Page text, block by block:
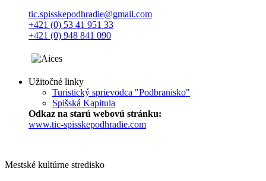
tic.spisskepodhradie@gmail.com
+421 (0) 53 41 951 33
+421 (0) 948 841 090
Užitočné linky
Turistický sprievodca "Podbranisko"
Spišská Kapitula
Odkaz na starú webovú stránku:
www.tic-spisskepodhradie.com
Mestské kultúrne stredisko